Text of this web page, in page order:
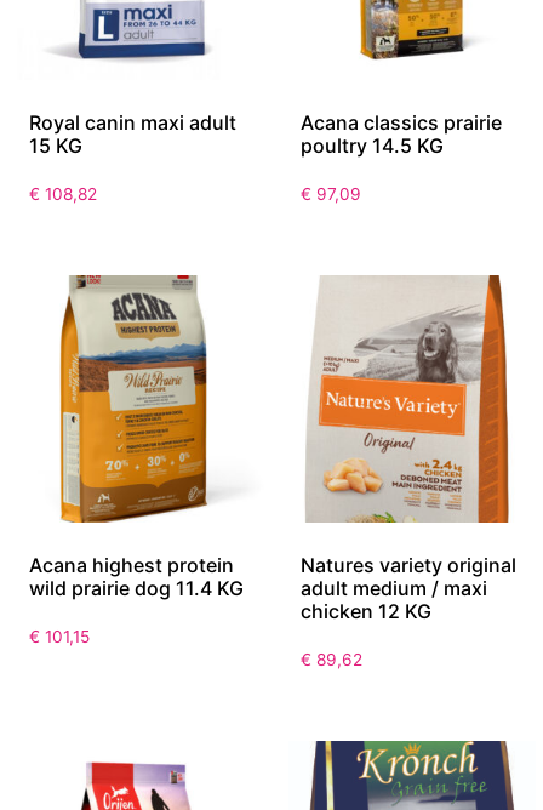
Royal canin maxi adult
15 KG
€ 108,82
Acana classics prairie
poultry 14.5 KG
€ 97,09
Acana highest protein
wild prairie dog 11.4 KG
€ 101,15
Natures variety original
adult medium / maxi
chicken 12 KG
€ 89,62